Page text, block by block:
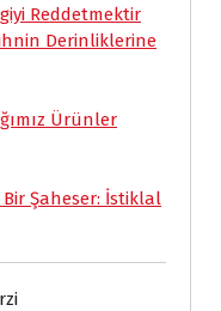
n
t
r
e
d
l
y
L
n
r
e
Reddetmektir
Derinliklerine
Ürünler
Şaheser: İstiklal